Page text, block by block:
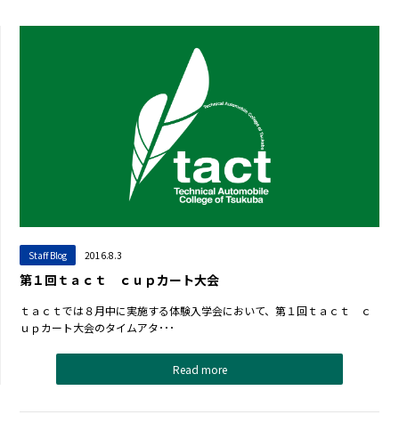
Staff Blog 2016.8.3
第１回ｔａｃｔ ｃｕｐカート大会
ｔａｃｔでは８月中に実施する体験入学会において、第１回ｔａｃｔ ｃ
ｕｐカート大会のタイムアタ･･･
Read more